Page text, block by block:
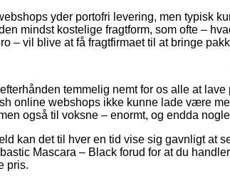
yder portofri levering, men typisk
mindst kostelige fragtform, som ofte –
– vil blive at få fragtfirmaet til at bringe
temmelig nemt for os alle at
online webshops ikke kunne lade være
også til voksne – enormt, og endda
kan det til hver en tid vise sig gavnligt at
Mascara – Black forud for at du
pris.